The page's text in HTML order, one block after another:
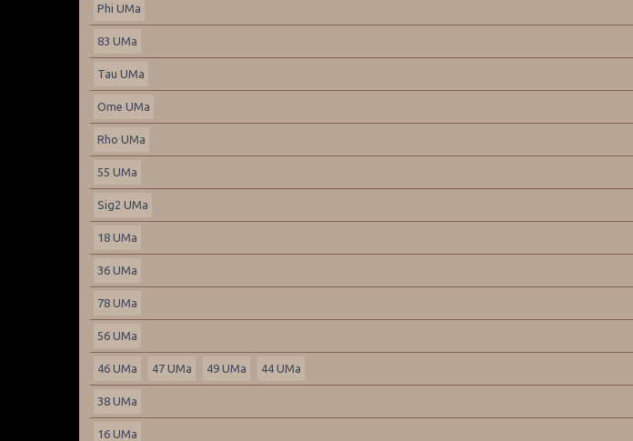
Phi UMa
83 UMa
Tau UMa
Ome UMa
Rho UMa
55 UMa
Sig2 UMa
18 UMa
36 UMa
78 UMa
56 UMa
46 UMa 47 UMa 49 UMa 44 UMa
38 UMa
16 UMa